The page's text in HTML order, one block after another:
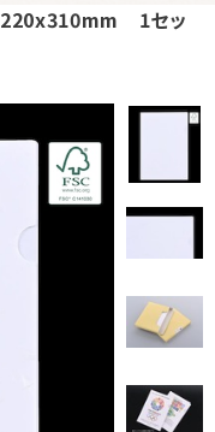
220x310mm 1セッ